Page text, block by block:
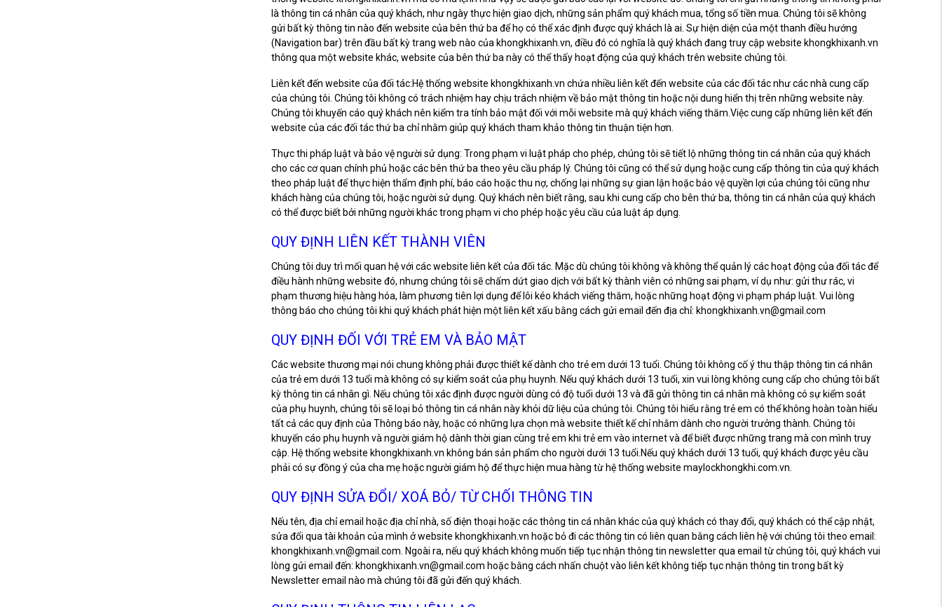
là thông tin cá nhân của quý khách, như ngày thực hiện giao dịch, những sản phẩm quý khách mua, tổng số tiền mua. Chúng tôi sẽ không
gửi bất kỳ thông tin nào đến website của bên thứ ba để họ có thể xác định được quý khách là ai. Sự hiện diện của một thanh điều hướng
(Navigation bar) trên đầu bất kỳ trang web nào của khongkhixanh.vn, điều đó có nghĩa là quý khách đang truy cập website khongkhixanh.vn
thông qua một website khác, website của bên thứ ba này có thể thấy hoạt động của quý khách trên website chúng tôi.
Liên kết đến website của đối tác:Hệ thống website khongkhixanh.vn chứa nhiều liên kết đến website của các đối tác như các nhà cung cấp
của chúng tôi. Chúng tôi không có trách nhiệm hay chịu trách nhiệm về bảo mật thông tin hoặc nội dung hiển thị trên những website này.
Chúng tôi khuyến cáo quý khách nên kiểm tra tính bảo mật đối với mỗi website mà quý khách viếng thăm.Việc cung cấp những liên kết đến
website của các đối tác thứ ba chỉ nhằm giúp quý khách tham khảo thông tin thuận tiện hơn.
Thực thi pháp luật và bảo vệ người sử dụng: Trong phạm vi luật pháp cho phép, chúng tôi sẽ tiết lộ những thông tin cá nhân của quý khách
cho các cơ quan chính phủ hoặc các bên thứ ba theo yêu cầu pháp lý. Chúng tôi cũng có thể sử dụng hoặc cung cấp thông tin của quý khách
theo pháp luật để thực hiện thẩm định phí, báo cáo hoặc thu nợ, chống lại những sự gian lận hoặc bảo vệ quyền lợi của chúng tôi cũng như
khách hàng của chúng tôi, hoặc người sử dụng. Quý khách nên biết rằng, sau khi cung cấp cho bên thứ ba, thông tin cá nhân của quý khách
có thể được biết bởi những người khác trong phạm vi cho phép hoặc yêu cầu của luật áp dụng.
QUY ĐỊNH LIÊN KẾT THÀNH VIÊN
Chúng tôi duy trì mối quan hệ với các website liên kết của đối tác. Mặc dù chúng tôi không và không thể quản lý các hoạt động của đối tác để
điều hành những website đó, nhưng chúng tôi sẽ chấm dứt giao dịch với bất kỳ thành viên có những sai phạm, ví dụ như: gửi thư rác, vi
phạm thương hiệu hàng hóa, làm phương tiên lợi dụng để lôi kéo khách viếng thăm, hoặc những hoạt động vi phạm pháp luật. Vui lòng
thông báo cho chúng tôi khi quý khách phát hiện một liên kết xấu bằng cách gửi email đến địa chỉ: khongkhixanh.vn@gmail.com
QUY ĐỊNH ĐỐI VỚI TRẺ EM VÀ BẢO MẬT
Các website thương mại nói chung không phải được thiết kế dành cho trẻ em dưới 13 tuổi. Chúng tôi không cố ý thu thập thông tin cá nhân
của trẻ em dưới 13 tuổi mà không có sự kiểm soát của phụ huynh. Nếu quý khách dưới 13 tuổi, xin vui lòng không cung cấp cho chúng tôi bất
kỳ thông tin cá nhân gì. Nếu chúng tôi xác định được người dùng có độ tuổi dưới 13 và đã gửi thông tin cá nhân mà không có sự kiểm soát
của phụ huynh, chúng tôi sẽ loại bỏ thông tin cá nhân này khỏi dữ liệu của chúng tôi. Chúng tôi hiểu rằng trẻ em có thể không hoàn toàn hiểu
tất cả các quy định của Thông báo này, hoặc có những lựa chọn mà website thiết kế chỉ nhằm dành cho người trưởng thành. Chúng tôi
khuyến cáo phụ huynh và người giám hộ dành thời gian cùng trẻ em khi trẻ em vào internet và để biết được những trang mà con mình truy
cập. Hệ thống website khongkhixanh.vn không bán sản phẩm cho người dưới 13 tuổi.Nếu quý khách dưới 13 tuổi, quý khách được yêu cầu
phải có sự đồng ý của cha mẹ hoặc người giám hộ để thực hiện mua hàng từ hệ thống website maylockhongkhi.com.vn.
QUY ĐỊNH SỬA ĐỔI/ XOÁ BỎ/ TỪ CHỐI THÔNG TIN
Nếu tên, địa chỉ email hoặc địa chỉ nhà, số điện thoại hoặc các thông tin cá nhân khác của quý khách có thay đổi, quý khách có thể cập nhật,
sửa đổi qua tài khoản của mình ở website khongkhixanh.vn hoặc bỏ đi các thông tin có liên quan bằng cách liên hệ với chúng tôi theo email:
khongkhixanh.vn@gmail.com. Ngoài ra, nếu quý khách không muốn tiếp tục nhận thông tin newsletter qua email từ chúng tôi, quý khách vui
lòng gửi email đến: khongkhixanh.vn@gmail.com hoặc bằng cách nhấn chuột vào liên kết không tiếp tục nhận thông tin trong bất kỳ
Newsletter email nào mà chúng tôi đã gửi đến quý khách.